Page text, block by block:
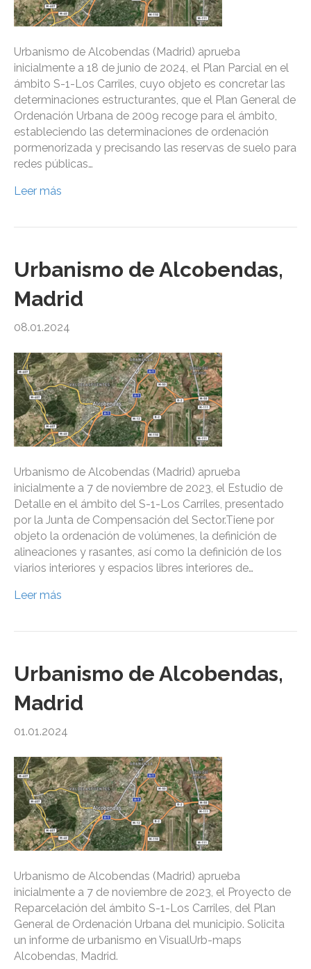
Urbanismo de Alcobendas (Madrid) aprueba
inicialmente a 18 de junio de 2024, el Plan Parcial en el
ámbito S-1-Los Carriles, cuyo objeto es concretar las
determinaciones estructurantes, que el Plan General de
Ordenación Urbana de 2009 recoge para el ámbito,
estableciendo las determinaciones de ordenación
pormenorizada y precisando las reservas de suelo para
redes públicas…
Leer más
Urbanismo de Alcobendas,
Madrid
08.01.2024
Urbanismo de Alcobendas (Madrid) aprueba
inicialmente a 7 de noviembre de 2023, el Estudio de
Detalle en el ámbito del S-1-Los Carriles, presentado
por la Junta de Compensación del Sector.Tiene por
objeto la ordenación de volúmenes, la definición de
alineaciones y rasantes, así como la definición de los
viarios interiores y espacios libres interiores de…
Leer más
Urbanismo de Alcobendas,
Madrid
01.01.2024
Urbanismo de Alcobendas (Madrid) aprueba
inicialmente a 7 de noviembre de 2023, el Proyecto de
Reparcelación del ámbito S-1-Los Carriles, del Plan
General de Ordenación Urbana del municipio. Solicita
un informe de urbanismo en VisualUrb-maps
Alcobendas, Madrid.